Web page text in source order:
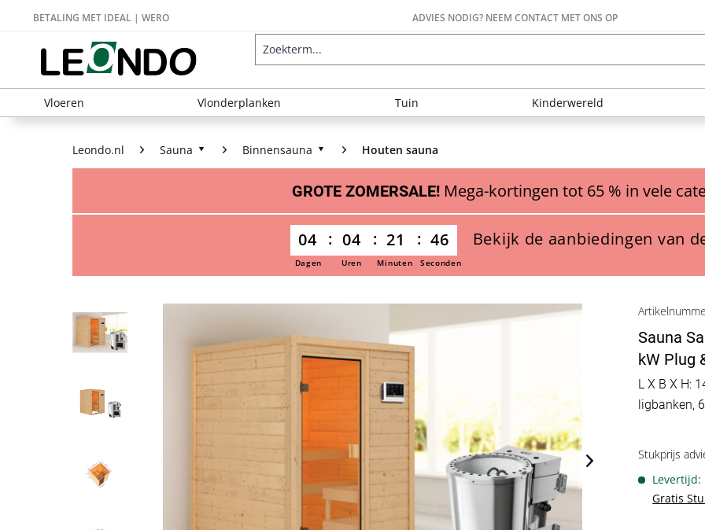
BETALING MET IDEAL | WERO ADVIES NODIG? NEEM CONTACT MET ONS OP
Vloeren Vlonderplanken Tuin Kinderwereld
Leondo.nl Sauna Binnensauna Houten sauna
GROTE ZOMERSALE! Mega-kortingen tot 65 % in vele
04 04 21 44
Dagen Uren Minuten Seconden
Bekijk de aanbiedingen van
Sauna
kW Plug
L X B X H:
ligbanken,
Stukprijs
Levertijd:
Gratis